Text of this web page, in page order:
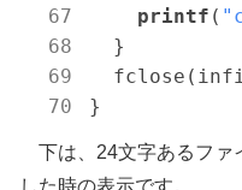
printf (
  }
下は、24文字あるファ
した時の表示です。